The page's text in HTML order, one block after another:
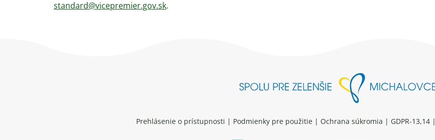
standard@vicepremier.gov.sk.
Prehlásenie o prístupnosti | Podmienky pre použitie| Ochrana súkromia | GDPR-13,14|